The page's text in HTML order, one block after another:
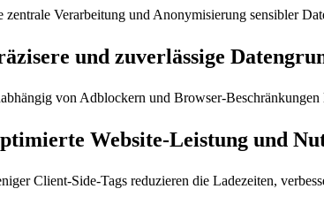
zentrale Verarbeitung und Anonymisierung sensibler
und zuverlässige
von Adblockern und Browser-
Website-Leistung und
Client-Side-Tags reduzieren die Ladezeiten,